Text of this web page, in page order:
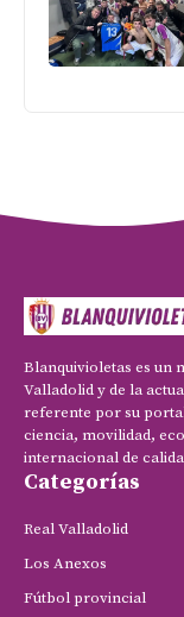
Blanquivioletas es un
Valladolid y de la
referente por su
ciencia, movilidad,
internacional de
Categorías
Real Valladolid
Los Anexos
Fútbol provincial